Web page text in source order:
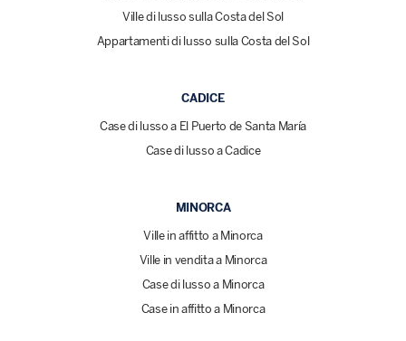
Ville di lusso sulla Costa del Sol
Appartamenti di lusso sulla Costa del Sol
CADICE
Case di lusso a El Puerto de Santa María
Case di lusso a Cadice
MINORCA
Ville in affitto a Minorca
Ville in vendita a Minorca
Case di lusso a Minorca
Case in affitto a Minorca